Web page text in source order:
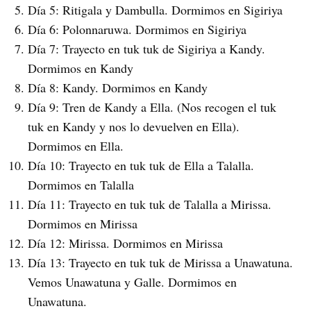
Día 5: Ritigala y Dambulla. Dormimos en Sigiriya
Día 6: Polonnaruwa. Dormimos en Sigiriya
Día 7: Trayecto en tuk tuk de Sigiriya a Kandy.
Dormimos en Kandy
Día 8: Kandy. Dormimos en Kandy
Día 9: Tren de Kandy a Ella. (Nos recogen el tuk
tuk en Kandy y nos lo devuelven en Ella).
Dormimos en Ella.
Día 10: Trayecto en tuk tuk de Ella a Talalla.
Dormimos en Talalla
Día 11: Trayecto en tuk tuk de Talalla a Mirissa.
Dormimos en Mirissa
Día 12: Mirissa. Dormimos en Mirissa
Día 13: Trayecto en tuk tuk de Mirissa a Unawatuna.
Vemos Unawatuna y Galle. Dormimos en
Unawatuna.